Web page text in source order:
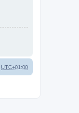
UTC+01:00